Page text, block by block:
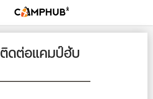
ติดต่อแคมป์ฮับ